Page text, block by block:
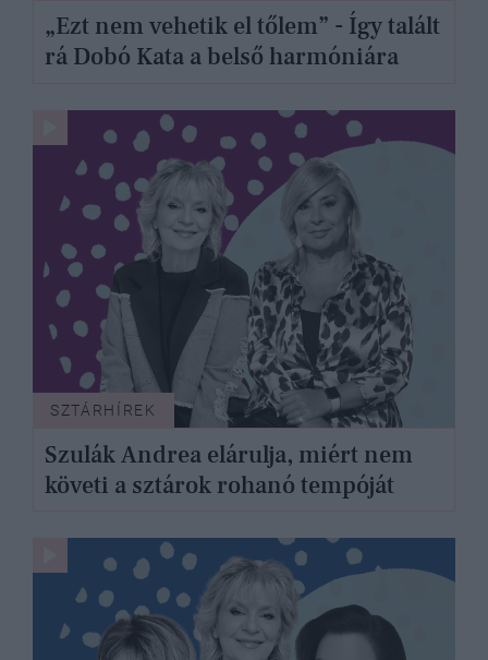
„Ezt nem vehetik el tőlem” - Így talált
rá Dobó Kata a belső harmóniára
SZTÁRHÍREK
Szulák Andrea elárulja, miért nem
követi a sztárok rohanó tempóját